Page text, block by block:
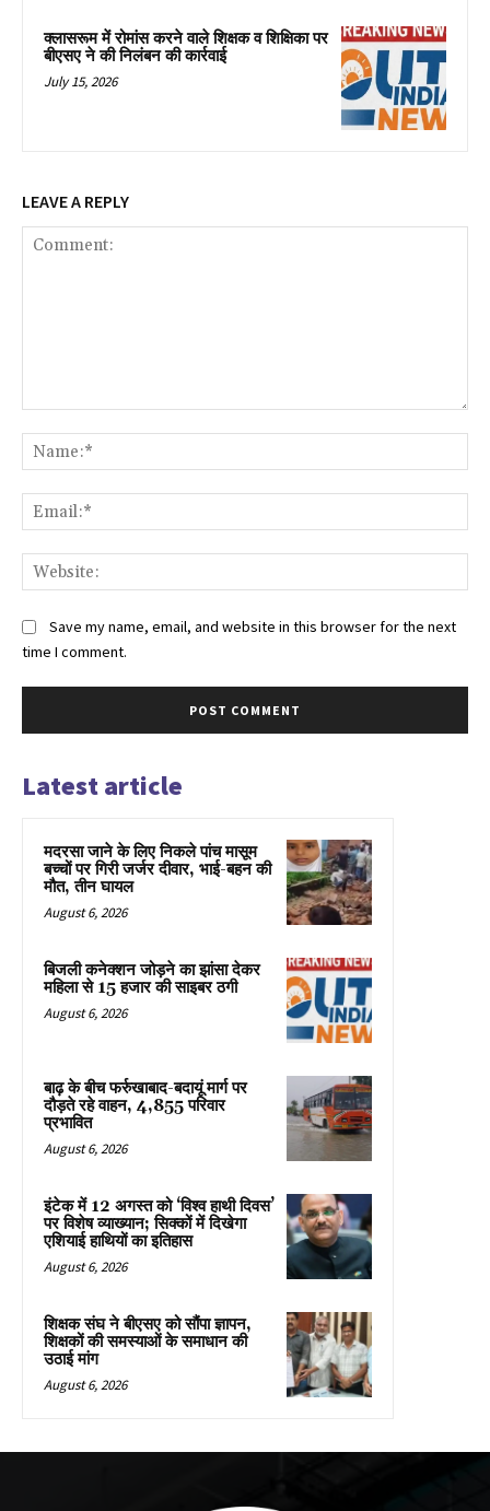
क्लासरूम में रोमांस करने वाले शिक्षक व शिक्षिका पर
बीएसए ने की निलंबन की कार्रवाई
July 15, 2026
LEAVE A REPLY
Save my name, email, and website in this browser for the next
time I comment.
Latest article
मदरसा जाने के लिए निकले पांच मासूम
बच्चों पर गिरी जर्जर दीवार, भाई-बहन की
मौत, तीन घायल
August 6, 2026
बिजली कनेक्शन जोड़ने का झांसा देकर
महिला से 15 हजार की साइबर ठगी
August 6, 2026
बाढ़ के बीच फर्रुखाबाद-बदायूं मार्ग पर
दौड़ते रहे वाहन, 4,855 परिवार
प्रभावित
August 6, 2026
इंटेक में 12 अगस्त को ‘विश्व हाथी दिवस’
पर विशेष व्याख्यान; सिक्कों में दिखेगा
एशियाई हाथियों का इतिहास
August 6, 2026
शिक्षक संघ ने बीएसए को सौंपा ज्ञापन,
शिक्षकों की समस्याओं के समाधान की
उठाई मांग
August 6, 2026